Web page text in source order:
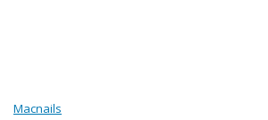
Macnails